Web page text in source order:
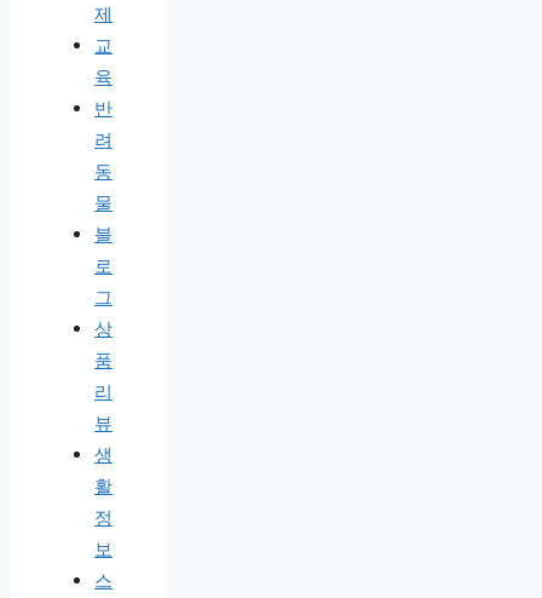
제
교
육
반
려
동
물
블
로
그
상
품
리
뷰
생
활
정
보
스